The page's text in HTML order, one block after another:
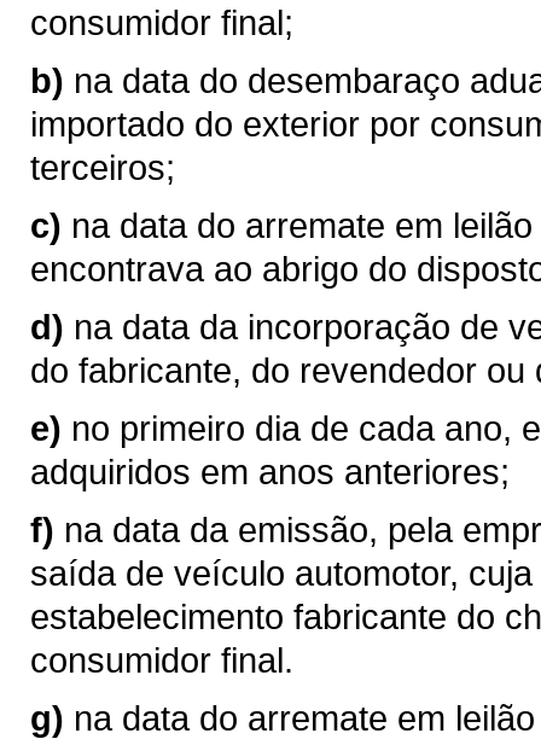
consumidor final;
b) na data do desembaraço
importado do exterior por
terceiros;
c) na data do arremate em
encontrava ao abrigo do
d) na data da incorporação de
do fabricante, do revendedor ou
e) no primeiro dia de cada ano,
adquiridos em anos anteriores;
f) na data da emissão, pela
saída de veículo automotor,
estabelecimento fabricante do
consumidor final.
g) na data do arremate em